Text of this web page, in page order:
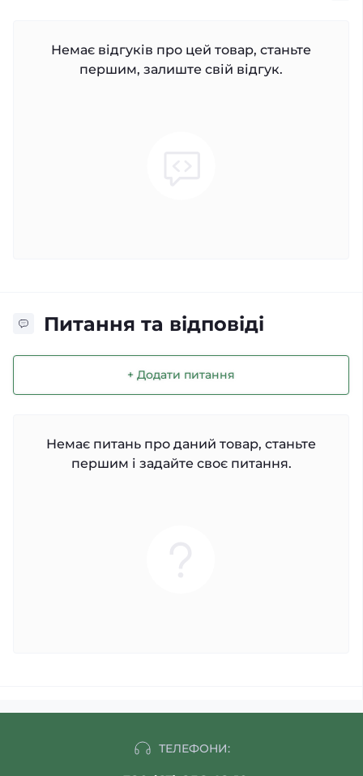
Немає відгуків про цей товар, станьте
першим, залиште свій відгук.
Питання та відповіді
+ Додати питання
Немає питань про даний товар, станьте
першим і задайте своє питання.
ТЕЛЕФОНИ: